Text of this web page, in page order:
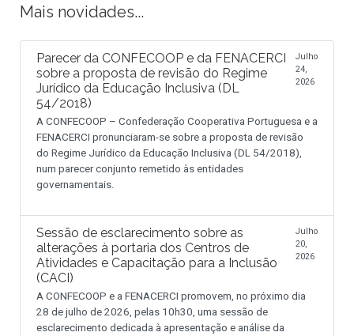
Mais novidades...
Parecer da CONFECOOP e da FENACERCI
sobre a proposta de revisão do Regime
Jurídico da Educação Inclusiva (DL
54/2018)
Julho
24,
2026
A CONFECOOP – Confederação Cooperativa Portuguesa e a
FENACERCI pronunciaram-se sobre a proposta de revisão
do Regime Jurídico da Educação Inclusiva (DL 54/2018),
num parecer conjunto remetido às entidades
governamentais.
Sessão de esclarecimento sobre as
alterações à portaria dos Centros de
Atividades e Capacitação para a Inclusão
(CACI)
Julho
20,
2026
A CONFECOOP e a FENACERCI promovem, no próximo dia
28 de julho de 2026, pelas 10h30, uma sessão de
esclarecimento dedicada à apresentação e análise da